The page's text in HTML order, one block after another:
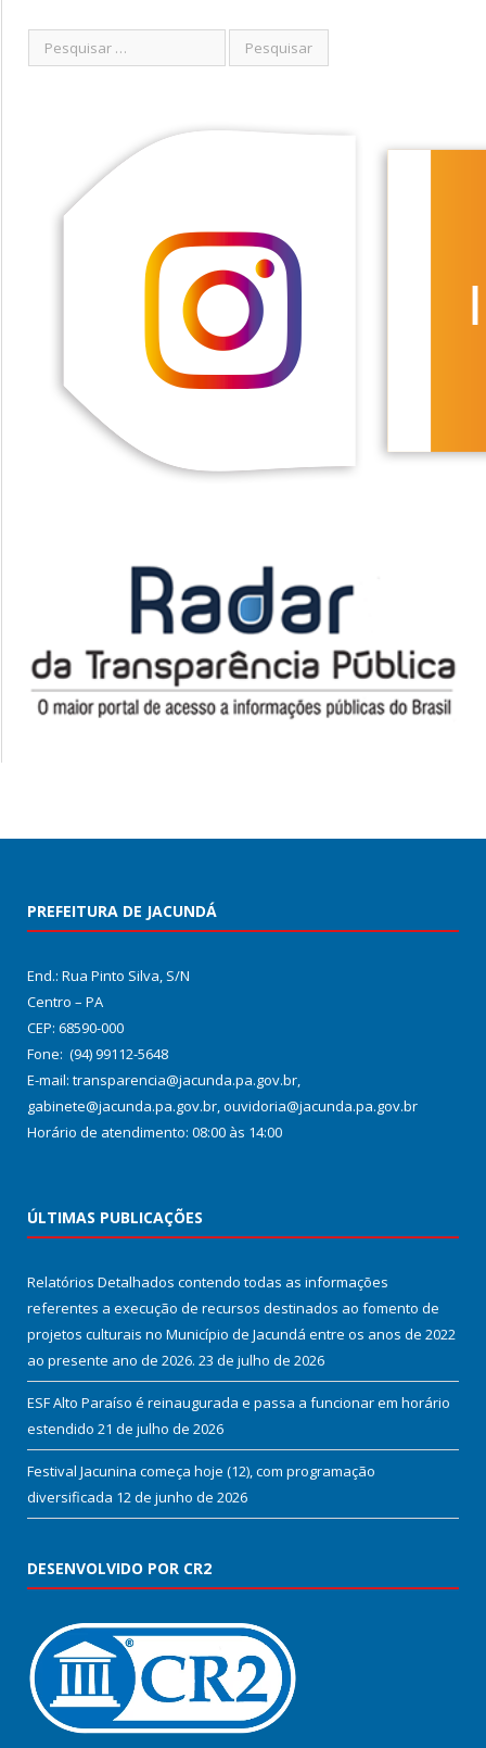
PREFEITURA DE JACUNDÁ
End.: Rua Pinto Silva, S/N
Centro – PA
CEP: 68590-000
Fone: (94) 99112-5648
E-mail: transparencia@jacunda.pa.gov.br,
gabinete@jacunda.pa.gov.br, ouvidoria@jacunda.pa.gov.br
Horário de atendimento: 08:00 às 14:00
ÚLTIMAS PUBLICAÇÕES
Relatórios Detalhados contendo todas as informações
referentes a execução de recursos destinados ao fomento de
projetos culturais no Município de Jacundá entre os anos de 2022
ao presente ano de 2026. 23 de julho de 2026
ESF Alto Paraíso é reinaugurada e passa a funcionar em horário
estendido 21 de julho de 2026
Festival Jacunina começa hoje (12), com programação
diversificada 12 de junho de 2026
DESENVOLVIDO POR CR2